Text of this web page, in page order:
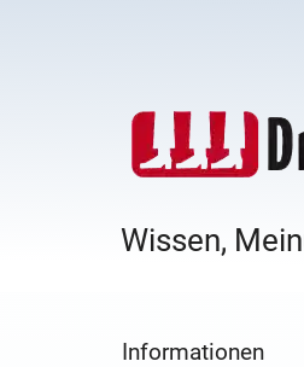
Wissen,
Informationen